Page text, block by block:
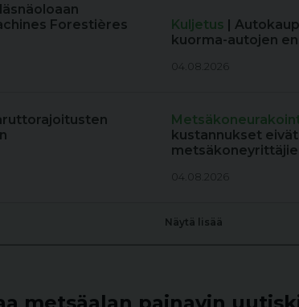
Forestières
Kuljetus |
kuorma-autojen
04.08.2026
kustannukset
04.08.2026
Näytä lisää
metsäalan painavin